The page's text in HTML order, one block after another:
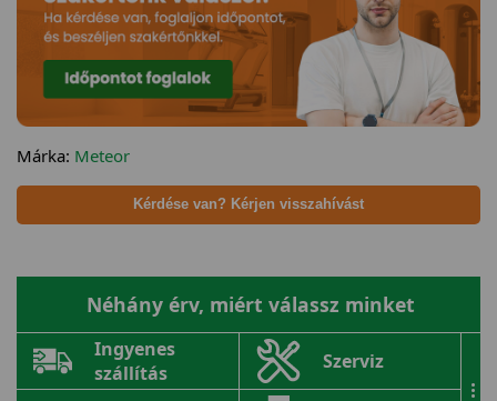
Márka: Meteor
Kérdése van? Kérjen visszahívást
Néhány érv, miért válassz minket
Ingyenes
szállítás
Szerviz
...